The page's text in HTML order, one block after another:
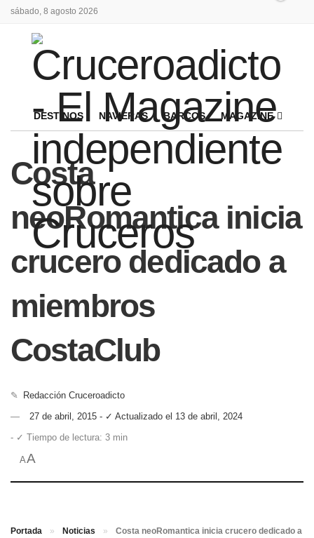
sábado, 8 agosto 2026
DESTINOS NAVIERAS BARCOS MAGAZINE
Costa
neoRomantica inicia
crucero dedicado a
miembros
CostaClub
✎
Redacción Cruceroadicto
27 de abril, 2015 - ✓ Actualizado el 13 de abril, 2024
- ✓ Tiempo de lectura: 3 min
AA
Portada » Noticias »
Costa neoRomantica inicia crucero dedicado a